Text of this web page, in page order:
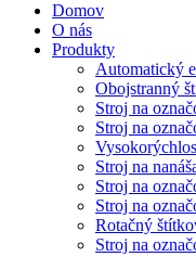
Domov
O nás
Produkty
Automatický
Obojstranný
Stroj na
Stroj na
Stroj na
Stroj na
Stroj na
Rotačný
Stroj na